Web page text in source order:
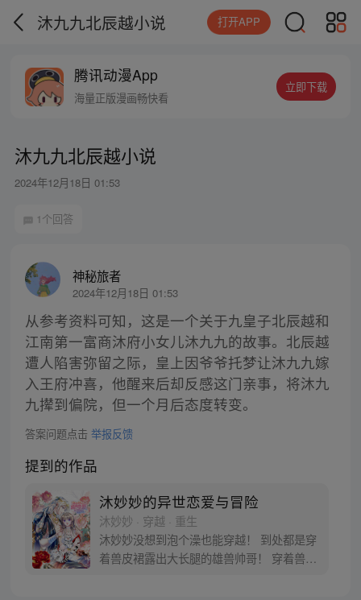
沐九九北辰越小说 打开APP
腾讯动漫App
海量正版漫画畅快看
立即下载
沐九九北辰越小说
2024年12月18日 01:53
1个回答
神秘旅者
2024年12月18日 01:53
从参考资料可知，这是一个关于九皇子北辰越和
江南第一富商沐府小女儿沐九九的故事。北辰越
遭人陷害弥留之际，皇上因爷爷托梦让沐九九嫁
入王府冲喜，他醒来后却反感这门亲事，将沐九
九撵到偏院，但一个月后态度转变。
答案问题点击 举报反馈
提到的作品
沐妙妙的异世恋爱与冒险
沐妙妙 · 穿越 · 重生
沐妙妙没想到泡个澡也能穿越！ 到处都是穿
着兽皮裙露出大长腿的雄兽帅哥！ 穿着兽皮